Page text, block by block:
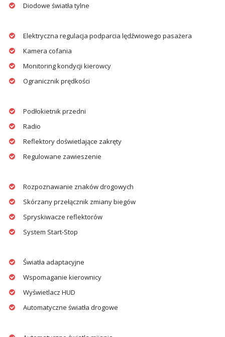
Diodowe światła tylne
Elektryczna regulacja podparcia lędźwiowego pasażera
Kamera cofania
Monitoring kondycji kierowcy
Ogranicznik prędkości
Podłokietnik przedni
Radio
Reflektory doświetlające zakręty
Regulowane zawieszenie
Rozpoznawanie znaków drogowych
Skórzany przełącznik zmiany biegów
Spryskiwacze reflektorów
System Start-Stop
Światła adaptacyjne
Wspomaganie kierownicy
Wyświetlacz HUD
Automatyczne światła drogowe